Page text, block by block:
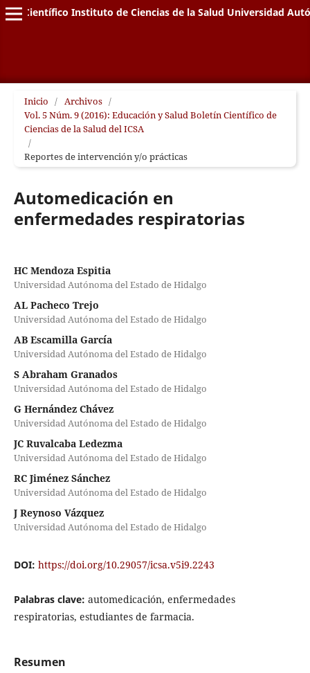
Científico Instituto de Ciencias de la Salud Universidad
Inicio / Archivos /
Vol. 5 Núm. 9 (2016): Educación y Salud Boletín Científico de
Ciencias de la Salud del ICSA
/
Reportes de intervención y/o prácticas
Automedicación en
enfermedades respiratorias
HC Mendoza Espitia
Universidad Autónoma del Estado de Hidalgo
AL Pacheco Trejo
Universidad Autónoma del Estado de Hidalgo
AB Escamilla García
Universidad Autónoma del Estado de Hidalgo
S Abraham Granados
Universidad Autónoma del Estado de Hidalgo
G Hernández Chávez
Universidad Autónoma del Estado de Hidalgo
JC Ruvalcaba Ledezma
Universidad Autónoma del Estado de Hidalgo
RC Jiménez Sánchez
Universidad Autónoma del Estado de Hidalgo
J Reynoso Vázquez
Universidad Autónoma del Estado de Hidalgo
DOI: https://doi.org/10.29057/icsa.v5i9.2243
Palabras clave: automedicación, enfermedades
respiratorias, estudiantes de farmacia.
Resumen